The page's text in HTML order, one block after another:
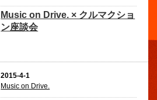
Music on Drive. × クルマクショ
ン座談会
2015-4-1
Music on Drive.